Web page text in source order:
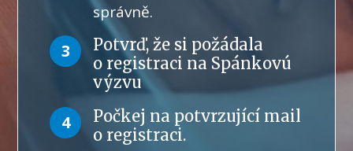
správně.
3
Potvrď, že si požádala
o registraci na Spánkovú
výzvu
4
Počkej na potvrzující mail
o registraci.